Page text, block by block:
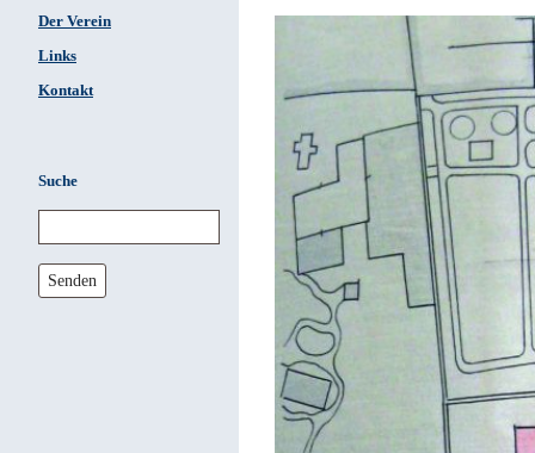
Der Verein
Links
Kontakt
Suche
Senden